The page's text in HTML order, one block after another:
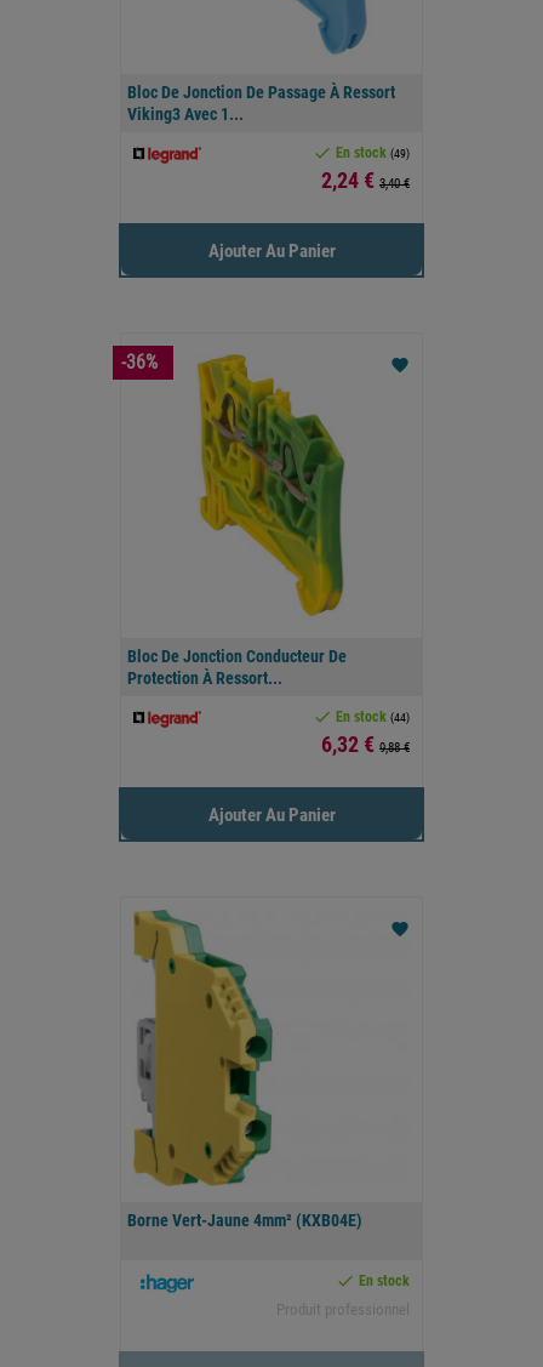
Bloc De Jonction De Passage À Ressort
Viking3 Avec 1...
 En stock (49)
Prix
2,24 € 3,40 €
Ajouter Au Panier
Bloc De Jonction Conducteur De
Protection À Ressort...
 En stock (44)
Prix
6,32 € 9,88 €
favorite
Ajouter Au Panier
-36%
Borne Vert-Jaune 4mm² (KXB04E)
 En stock
Produit professionnel
favorite